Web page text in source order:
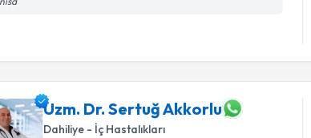
Uzm. Dr. Sertuğ Akkorlu
Dahiliye - İç Hastalıkları